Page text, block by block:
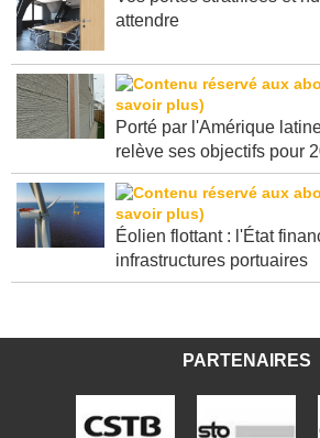
Vos portes stratifiées et
Porté par l'Amérique
Éolien flottant : l'État